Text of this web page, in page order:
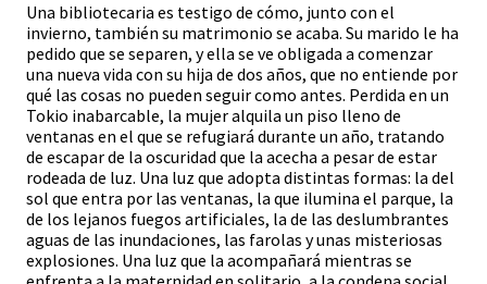
Una bibliotecaria es testigo de cómo, junto con el
invierno, también su matrimonio se acaba. Su marido le ha
pedido que se separen, y ella se ve obligada a comenzar
una nueva vida con su hija de dos años, que no entiende por
qué las cosas no pueden seguir como antes. Perdida en un
Tokio inabarcable, la mujer alquila un piso lleno de
ventanas en el que se refugiará durante un año, tratando
de escapar de la oscuridad que la acecha a pesar de estar
rodeada de luz. Una luz que adopta distintas formas: la del
sol que entra por las ventanas, la que ilumina el parque, la
de los lejanos fuegos artificiales, la de las deslumbrantes
aguas de las inundaciones, las farolas y unas misteriosas
explosiones. Una luz que la acompañará mientras se